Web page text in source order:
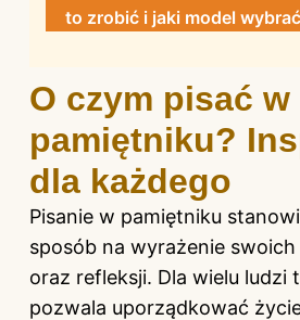
to zrobić i jaki model
O czym pisać w
pamiętniku?
dla każdego
Pisanie w pamiętniku
sposób na wyrażenie
oraz refleksji. Dla wielu ludzi
pozwala uporządkować